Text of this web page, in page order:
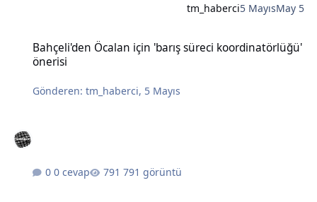
tm_haberci5 MayısMay 5
Bahçeli'den Öcalan için 'barış süreci koordinatörlüğü'
önerisi
Gönderen:tm_haberci, 5 Mayıs
0 cevap 791 görüntü